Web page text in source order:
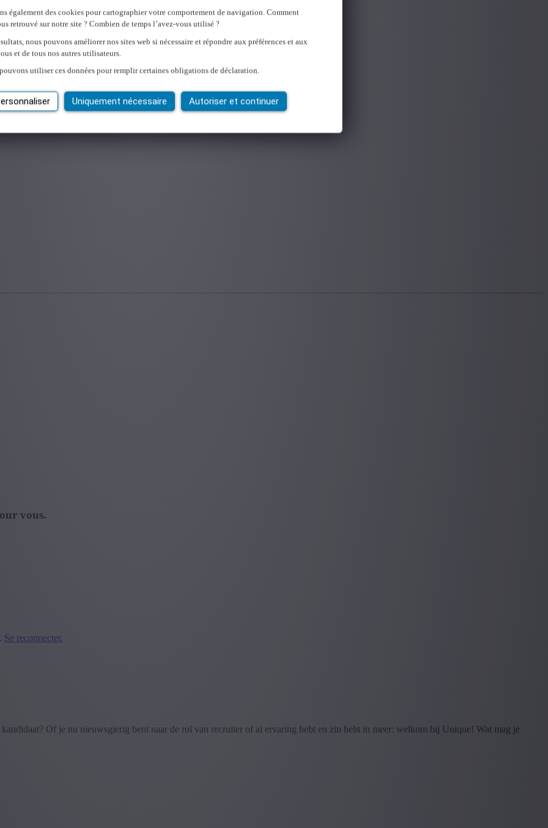
également des cookies pour cartographier votre comportement de navigation. Comment
retrouvé sur notre site ? Combien de temps l’avez-vous utilisé ?
nous pouvons améliorer nos sites web si nécessaire et répondre aux préférences et aux
et de tous nos autres utilisateurs.
utiliser ces données pour remplir certaines obligations de déclaration.
Uniquement nécessaire Autoriser et continuer
vous.
Se reconnecter.
Of je nu nieuwsgierig bent naar de rol van recruiter of al ervaring hebt en zin hebt in meer: welkom bij Unique! Wat mag je